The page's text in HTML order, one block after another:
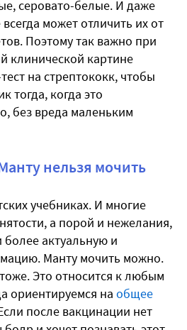
серовато-белые. И даже
может отличить их от
Поэтому так важно при
клинической картине
на стрептококк, чтобы
тогда, когда это
без вреда маленьким
нельзя мочить
учебниках. И многие
а порой и нежелания,
актуальную и
Манту мочить можно.
Это относится к любым
ориентируемся на общее
после вакцинации нет